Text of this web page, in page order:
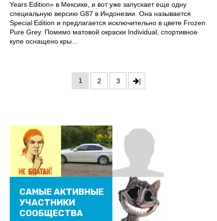
Years Edition» в Мексике, и вот уже запускает еще одну
специальную версию G87 в Индонезии. Она называется
Special Edition и предлагается исключительно в цвете Frozen
Pure Grey. Помимо матовой окраски Individual, спортивное
купе оснащено кры...
1 2 3 |
САМЫЕ АКТИВНЫЕ
УЧАСТНИКИ
СООБЩЕСТВА